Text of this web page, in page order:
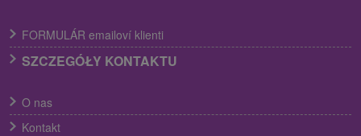
FORMULÁR emailoví klienti
SZCZEGÓŁY KONTAKTU
O nas
Kontakt